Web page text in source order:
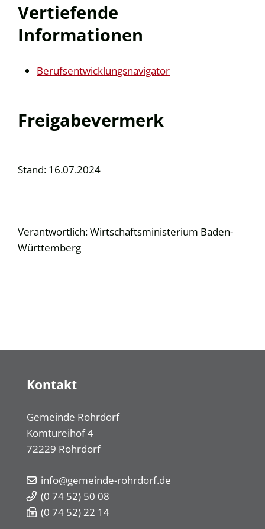
Vertiefende
Informationen
Berufsentwicklungsnavigator
Freigabevermerk
Stand: 16.07.2024
Verantwortlich: Wirtschaftsministerium Baden-
Württemberg
Kontakt
Gemeinde Rohrdorf
Komtureihof 4
72229 Rohrdorf
info@gemeinde-rohrdorf.de
(0 74 52) 50 08
(0 74 52) 22 14